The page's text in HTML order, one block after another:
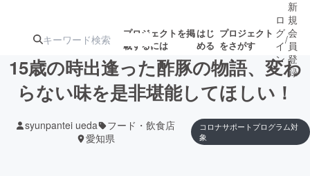
プロジェクトを掲
載するには
はじ
める
プロジェクト
をさがす
ジェクト
ターン
注目の新着プロ
ジェクト
募集終了が近いプ
ロジェクト
もうすぐ公開
されます
ロ
グ
イ
ン
/
新
規
会
員
登
録
15歳の時出逢った酢豚の物語、変わ
らない味を是非堪能してほしい！
syunpantei ueda
フード・飲食店
愛知県
コロナサポートプログラム対
象